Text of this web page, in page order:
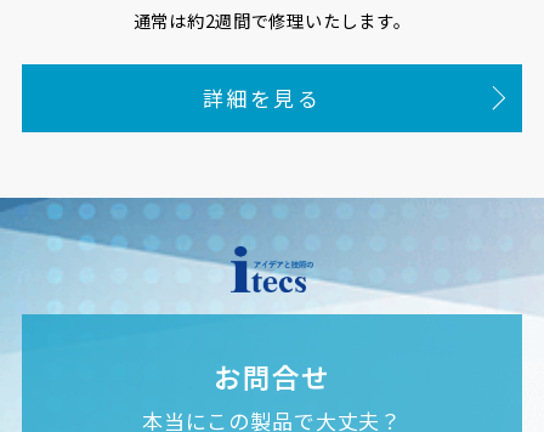
通常は約2週間で修理いたします。
詳細を見る
お問合せ
本当にこの製品で大丈夫？